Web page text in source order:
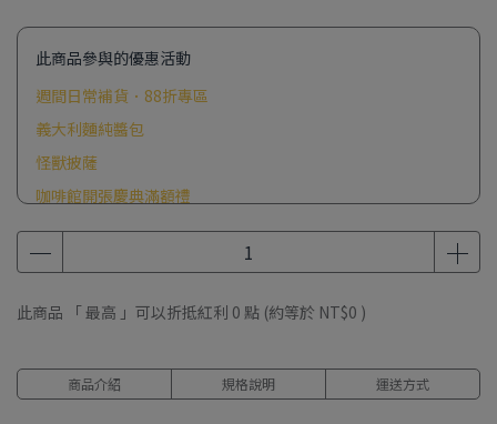
此商品參與的優惠活動
週間日常補貨．88折專區
義大利麵純醬包
怪獸披薩
咖啡館開張慶典滿額禮
初夏露營季滿額禮
此商品 「 最高 」可以折抵紅利 0 點 (約等於 NT$0 )
商品介紹 規格說明 運送方式